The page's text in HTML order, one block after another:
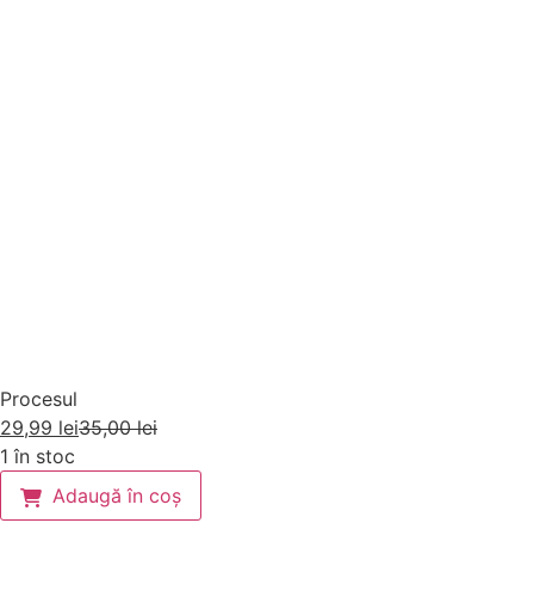
Procesul
35,00lei
29,99 lei
1 în stoc
Adaugă în coș